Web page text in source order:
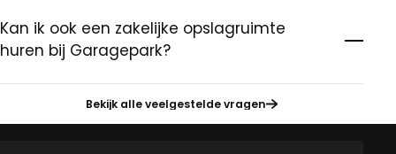
Kan ik ook een zakelijke opslagruimte
huren bij Garagepark?
Bekijk alle veelgestelde vragen